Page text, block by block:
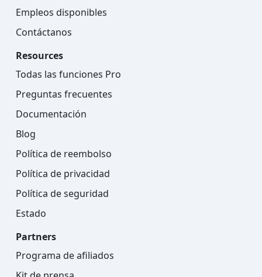
Empleos disponibles
Contáctanos
Resources
Todas las funciones Pro
Preguntas frecuentes
Documentación
Blog
Política de reembolso
Política de privacidad
Política de seguridad
Estado
Partners
Programa de afiliados